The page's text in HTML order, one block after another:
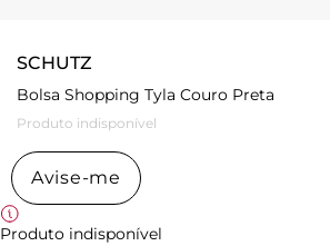
SCHUTZ
Bolsa Shopping Tyla Couro Preta
Produto indisponível
Avise-me
Produto indisponível